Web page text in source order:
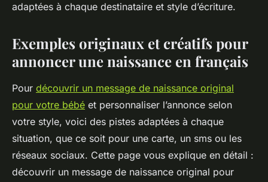
adaptées à chaque destinataire et style d’écriture.
Exemples originaux et créatifs pour
annoncer une naissance en français
Pour découvrir un message de naissance original
pour votre bébé et personnaliser l’annonce selon
votre style, voici des pistes adaptées à chaque
situation, que ce soit pour une carte, un sms ou les
réseaux sociaux. Cette page vous explique en détail :
découvrir un message de naissance original pour